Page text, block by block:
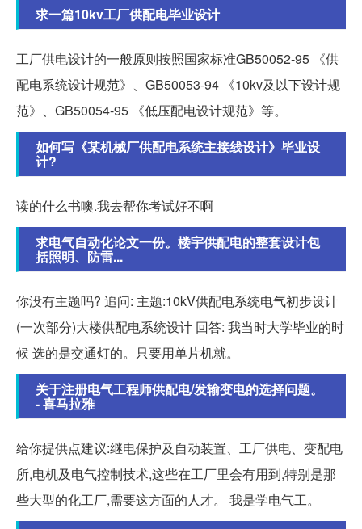
求一篇10kv工厂供配电毕业设计
工厂供电设计的一般原则按照国家标准GB50052-95 《供
配电系统设计规范》、GB50053-94 《10kv及以下设计规
范》、GB50054-95 《低压配电设计规范》等。
如何写《某机械厂供配电系统主接线设计》毕业设
计?
读的什么书噢.我去帮你考试好不啊
求电气自动化论文一份。楼宇供配电的整套设计包
括照明、防雷...
你没有主题吗? 追问: 主题:10kV供配电系统电气初步设计
(一次部分)大楼供配电系统设计 回答: 我当时大学毕业的时
候 选的是交通灯的。只要用单片机就。
关于注册电气工程师供配电/发输变电的选择问题。
- 喜马拉雅
给你提供点建议:继电保护及自动装置、工厂供电、变配电
所,电机及电气控制技术,这些在工厂里会有用到,特别是那
些大型的化工厂,需要这方面的人才。 我是学电气工。